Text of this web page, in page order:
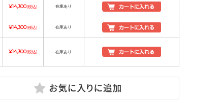
¥14,300(税込) 在庫あり
¥14,300(税込) 在庫あり
¥14,300(税込) 在庫あり